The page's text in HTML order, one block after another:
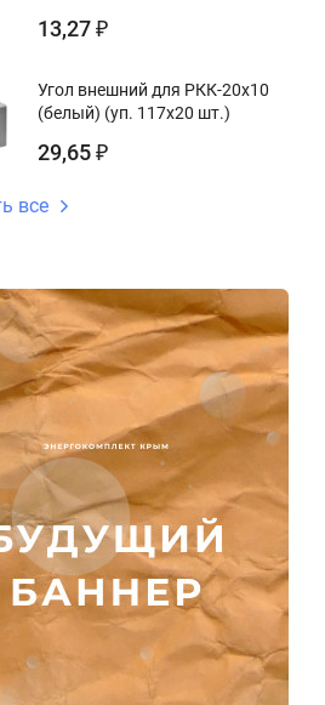
13,27 ₽
Угол внешний для РКК-20х10
(белый) (уп. 117х20 шт.)
29,65 ₽
все